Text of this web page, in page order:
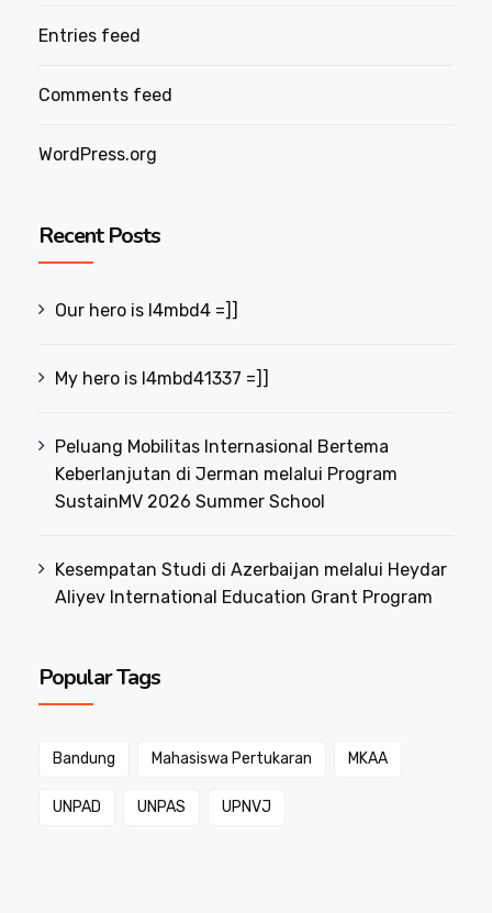
Entries feed
Comments feed
WordPress.org
Recent Posts
Our hero is l4mbd4 =]]
My hero is l4mbd41337 =]]
Peluang Mobilitas Internasional Bertema
Keberlanjutan di Jerman melalui Program
SustainMV 2026 Summer School
Kesempatan Studi di Azerbaijan melalui Heydar
Aliyev International Education Grant Program
Popular Tags
Bandung Mahasiswa Pertukaran MKAA
UNPAD UNPAS UPNVJ